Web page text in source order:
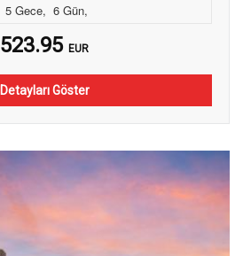
5 Gece, 6 Gün,
523.95 EUR
Detayları Göster